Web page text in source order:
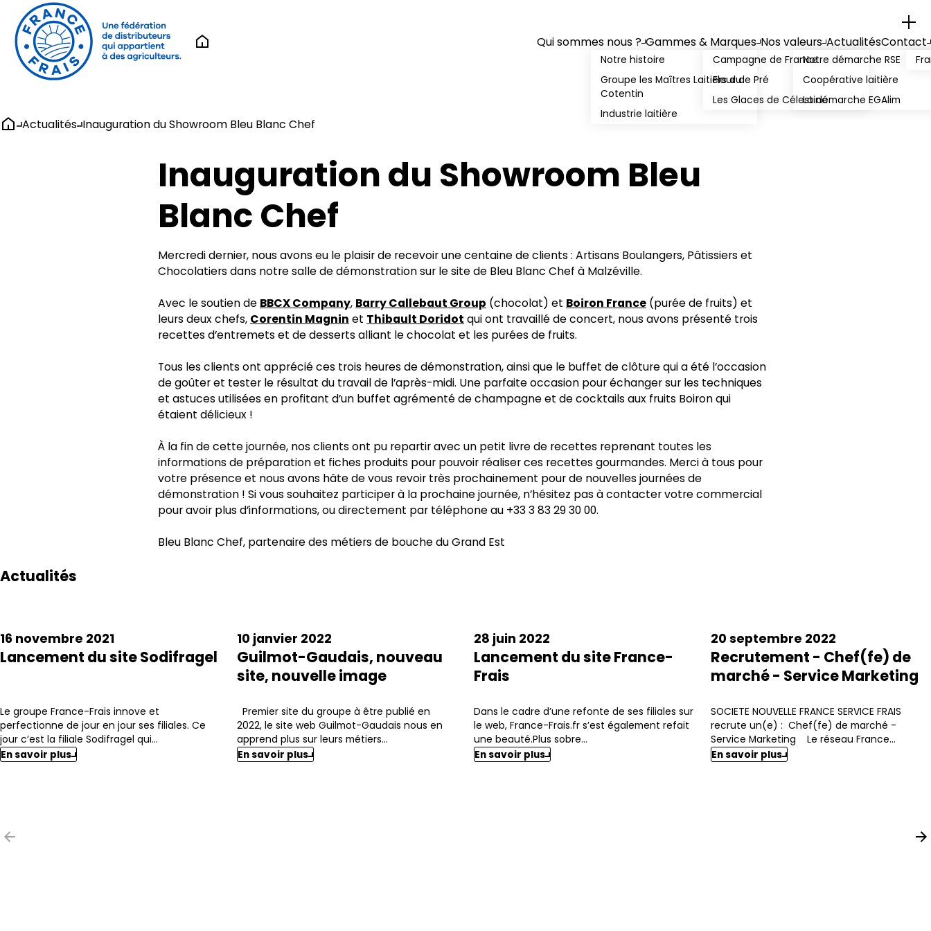
Qui sommes nous ?
Notre histoire
Groupe les Maîtres Laitiers du
Cotentin
Industrie laitière
Gammes & Marques
Campagne de France
Fleur de Pré
Les Glaces de Célestine
Nos valeurs
Notre démarche RSE
Coopérative laitière
La démarche EGAlim
ActualitésContact
Actualités Inauguration du Showroom Bleu Blanc Chef
Inauguration du Showroom Bleu
Blanc Chef
Mercredi dernier, nous avons eu le plaisir de recevoir une centaine de clients : Artisans Boulangers, Pâtissiers et
Chocolatiers dans notre salle de démonstration sur le site de Bleu Blanc Chef à Malzéville.
Avec le soutien de BBCX Company, Barry Callebaut Group (chocolat) et Boiron France(purée de fruits) et
leurs deux chefs, Corentin Magnin et Thibault Doridot qui ont travaillé de concert, nous avons présenté trois
recettes d’entremets et de desserts alliant le chocolat et les purées de fruits.
Tous les clients ont apprécié ces trois heures de démonstration, ainsi que le buffet de clôture qui a été l’occasion
de goûter et tester le résultat du travail de l’après-midi. Une parfaite occasion pour échanger sur les techniques
et astuces utilisées en profitant d’un buffet agrémenté de champagne et de cocktails aux fruits Boiron qui
étaient délicieux !
À la fin de cette journée, nos clients ont pu repartir avec un petit livre de recettes reprenant toutes les
informations de préparation et fiches produits pour pouvoir réaliser ces recettes gourmandes. Merci à tous pour
votre présence et nous avons hâte de vous revoir très prochainement pour de nouvelles journées de
démonstration ! Si vous souhaitez participer à la prochaine journée, n’hésitez pas à contacter votre commercial
pour avoir plus d’informations, ou directement par téléphone au +33 3 83 29 30 00.
Bleu Blanc Chef, partenaire des métiers de bouche du Grand Est
Actualités
Lancement du site Sodifragel
16 novembre 2021
Le groupe France-Frais innove et
perfectionne de jour en jour ses filiales. Ce
jour c’est la filiale Sodifragel qui...
En savoir plus
Guilmot-Gaudais, nouveau
site, nouvelle image
10 janvier 2022
Premier site du groupe à être publié en
2022, le site web Guilmot-Gaudais nous en
apprend plus sur leurs métiers...
En savoir plus
Lancement du site France-
Frais
28 juin 2022
Dans le cadre d’une refonte de ses filiales sur
le web, France-Frais.fr s’est également refait
une beauté.Plus sobre...
En savoir plus
Recrutement - Chef(fe) de
marché - Service Marketing
20 septembre 2022
SOCIETE NOUVELLE FRANCE SERVICE FRAIS
recrute un(e) : Chef(fe) de marché -
Service Marketing Le réseau France...
En savoir plus
Gammes & Marques
Fleur de Pré
Les Glaces de Célestine
Nos valeurs
Notre démarche RSE
La démarche EGAlim
Actualités
Contact
France Frais - 64 Route de Combertault - 21200 Sainte Marie
Tél. +33 3 80 26 60 70Email :contact@france-frais.fr